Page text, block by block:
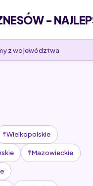
-
z województwa
Wielkopolskie
Mazowieckie